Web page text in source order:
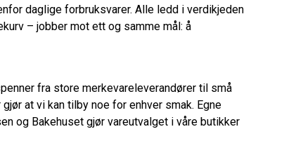
daglige forbruksvarer. Alle ledd i verdikjeden
– jobber mot ett og samme mål: å
fra store merkevareleverandører til små
at vi kan tilby noe for enhver smak. Egne
og Bakehuset gjør vareutvalget i våre butikker